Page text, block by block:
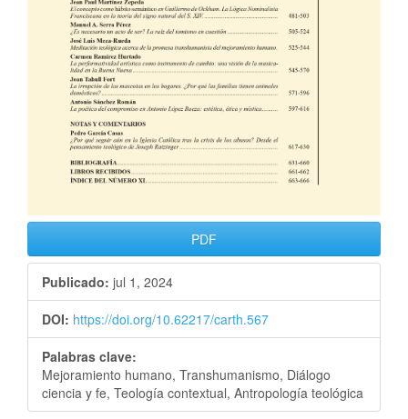
PDF
Publicado: jul 1, 2024
DOI: https://doi.org/10.62217/carth.567
Palabras clave:
Mejoramiento humano, Transhumanismo, Diálogo
ciencia y fe, Teología contextual, Antropología teológica